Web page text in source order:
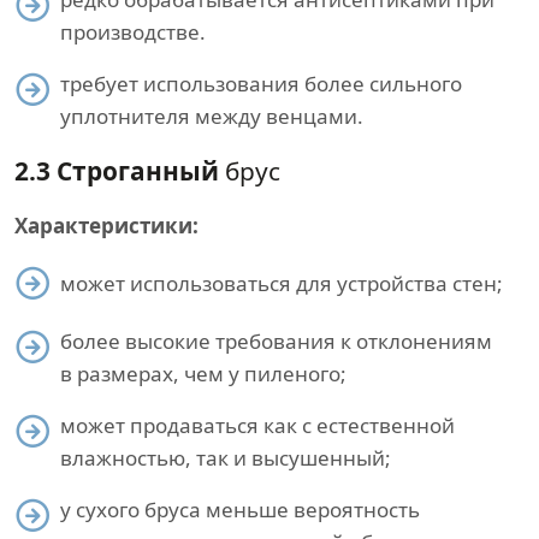
производстве.
требует использования более сильного
уплотнителя между венцами.
2.3 Строганный брус
Характеристики:
может использоваться для устройства стен;
более высокие требования к отклонениям
в размерах, чем у пиленого;
может продаваться как с естественной
влажностью, так и высушенный;
у сухого бруса меньше вероятность